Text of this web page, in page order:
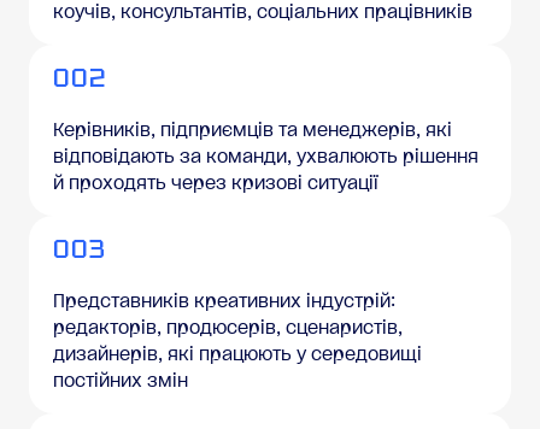
коучів, консультантів, соціальних працівників
002
Керівників, підприємців та менеджерів, які
відповідають за команди, ухвалюють рішення
й проходять через кризові ситуації
003
Представників креативних індустрій:
редакторів, продюсерів, сценаристів,
дизайнерів, які працюють у середовищі
постійних змін